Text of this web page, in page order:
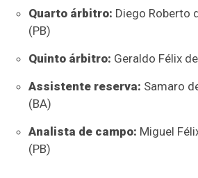
Quarto árbitro: Diego Roberto
(PB)
Quinto árbitro: Geraldo Félix
Assistente reserva: Samaro
(BA)
Analista de campo: Miguel
(PB)